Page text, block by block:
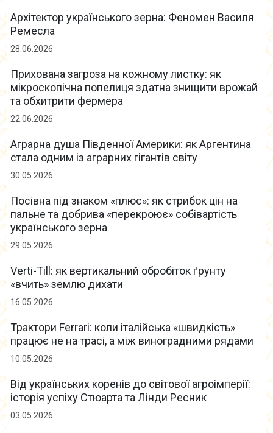
Архітектор українського зерна: Феномен Василя
Ремесла
28.06.2026
Прихована загроза на кожному листку: як
мікроскопічна попелиця здатна знищити врожай
та обхитрити фермера
22.06.2026
Аграрна душа Південної Америки: як Аргентина
стала одним із аграрних гігантів світу
30.05.2026
Посівна під знаком «плюс»: як стрибок цін на
пальне та добрива «перекроює» собівартість
українського зерна
29.05.2026
Verti-Till: як вертикальний обробіток ґрунту
«вчить» землю дихати
16.05.2026
Трактори Ferrari: коли італійська «швидкість»
працює не на трасі, а між виноградними рядами
10.05.2026
Від українських коренів до світової агроімперії:
історія успіху Стюарта та Лінди Ресник
03.05.2026